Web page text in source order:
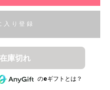
入り登録
庫切れ
のeギフトとは？